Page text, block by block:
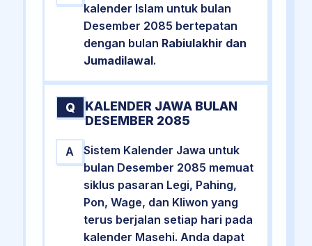
kalender Islam untuk bulan
Desember 2085 bertepatan
dengan bulan Rabiulakhir dan
Jumadilawal.
Q
KALENDER JAWA BULAN
DESEMBER 2085
A
Sistem Kalender Jawa untuk
bulan Desember 2085 memuat
siklus pasaran Legi, Pahing,
Pon, Wage, dan Kliwon yang
terus berjalan setiap hari pada
kalender Masehi. Anda dapat